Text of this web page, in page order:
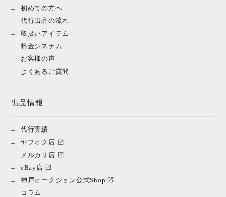
初めての方へ
代行出品の流れ
取扱いアイテム
料金システム
お客様の声
よくあるご質問
出品情報
代行実績
ヤフオク店
メルカリ店
eBay店
神戸オークション公式Shop
コラム